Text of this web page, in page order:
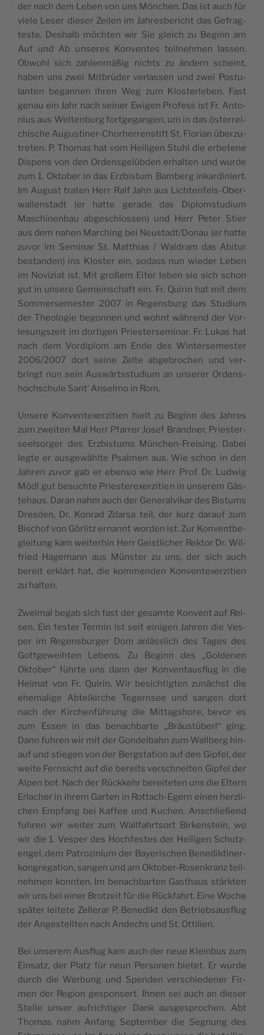
der nach dem Leben von uns Mön­chen. Das ist auch für
vie­le Leser die­ser Zei­len im Jah­res­be­richt das Gefrag­
tes­te. Des­halb möch­ten wir Sie gleich zu Beginn am
Auf und Ab unse­res Kon­ven­tes teil­neh­men las­sen.
Obwohl sich zah­len­mä­ßig nichts zu ändern scheint,
haben uns zwei Mit­brü­der ver­las­sen und zwei Pos­tu­
lan­ten began­nen ihren Weg zum Klos­ter­le­ben. Fast
genau ein Jahr nach sei­ner Ewi­gen Pro­fess ist Fr. Anto­
ni­us aus Wel­ten­burg fort­ge­gan­gen, um in das öster­rei­
chi­sche Augus­ti­ner-Chor­her­ren­stift St. Flo­ri­an über­zu­
tre­ten. P. Tho­mas hat vom Hei­li­gen Stuhl die erbe­te­ne
Dis­pens von den Ordens­ge­lüb­den erhal­ten und wur­de
zum 1. Okto­ber in das Erz­bis­tum Bam­berg inkar­di­niert.
Im August tra­ten Herr Ralf Jahn aus Lich­ten­fels-Ober­
wal­len­stadt (er hat­te gera­de das Diplom­stu­di­um
Maschi­nen­bau abge­schlos­sen) und Herr Peter Stier
aus dem nahen Mar­ching bei Neustadt/Donau (er hat­te
zuvor im Semi­nar St. Mat­thi­as / Wald­ram das Abitur
bestan­den) ins Klos­ter ein, sodass nun wie­der Leben
im Novi­zi­at ist. Mit gro­ßem Eifer leben sie sich schon
gut in unse­re Gemein­schaft ein. Fr. Qui­rin hat mit dem
Som­mer­se­mes­ter 2007 in Regens­burg das Stu­di­um
der Theo­lo­gie begon­nen und wohnt wäh­rend der Vor­
le­sungs­zeit im dor­ti­gen Pries­ter­se­mi­nar. Fr. Lukas hat
nach dem Vor­di­plom am Ende des Win­ter­se­mes­ter
2006/2007 dort sei­ne Zel­te abge­bro­chen und ver­
bringt nun sein Aus­wärts­stu­di­um an unse­rer Ordens­
hoch­schu­le Sant‘ Ansel­mo in Rom.
Unse­re Kon­vent­ex­er­zi­ti­en hielt zu Beginn des Jah­res
zum zwei­ten Mal Herr Pfar­rer Josef Brand­ner, Pries­ter­
seel­sor­ger des Erz­bis­tums Mün­chen-Frei­sing. Dabei
leg­te er aus­ge­wähl­te Psal­men aus. Wie schon in den
Jah­ren zuvor gab er eben­so wie Herr Prof. Dr. Lud­wig
Mödl gut besuch­te Pries­ter­ex­er­zi­ti­en in unse­rem Gäs­
te­haus. Dar­an nahm auch der Gene­ral­vi­kar des Bis­tums
Dres­den, Dr. Kon­rad Zdar­sa teil, der kurz dar­auf zum
Bischof von Gör­litz ernannt wor­den ist. Zur Kon­vent­be­
glei­tung kam wei­ter­hin Herr Geist­li­cher Rek­tor Dr. Wil­
fried Hage­mann aus Müns­ter zu uns, der sich auch
bereit erklärt hat, die kom­men­den Kon­vent­ex­er­zi­ti­en
zu halten.
Zwei­mal begab sich fast der gesam­te Kon­vent auf Rei­
sen. Ein fes­ter Ter­min ist seit eini­gen Jah­ren die Ves­
per im Regens­bur­ger Dom anläss­lich des Tages des
Gott­ge­weih­ten Lebens. Zu Beginn des „Gol­de­nen
Okto­ber“ führ­te uns dann der Kon­vent­aus­flug in die
Hei­mat von Fr. Qui­rin. Wir besich­tig­ten zunächst die
ehe­ma­li­ge Abtei­kir­che Tegern­see und san­gen dort
nach der Kir­chen­füh­rung die Mit­tagshore, bevor es
zum Essen in das benach­bar­te „Bräu­st­überl“ ging.
Dann fuh­ren wir mit der Gon­del­bahn zum Wall­berg hin­
auf und stie­gen von der Berg­sta­ti­on auf den Gip­fel, der
wei­te Fern­sicht auf die bereits ver­schnei­ten Gip­fel der
Alpen bot. Nach der Rück­kehr berei­te­ten uns die Eltern
Erla­cher in ihrem Gar­ten in Rot­tach-Egern einen herz­li­
chen Emp­fang bei Kaf­fee und Kuchen. Anschlie­ßend
fuh­ren wir wei­ter zum Wall­fahrts­ort Bir­ken­stein, wo
wir die 1. Ves­per des Hoch­fes­tes der Hei­li­gen Schutz­
en­gel, dem Patro­zi­ni­um der Baye­ri­schen Bene­dik­ti­ner­
kon­gre­ga­ti­on, san­gen und am Okto­ber-Rosen­kranz teil­
neh­men konn­ten. Im benach­bar­ten Gast­haus stärk­ten
wir uns bei einer Brot­zeit für die Rück­fahrt. Eine Woche
spä­ter lei­te­te Zel­ler­ar P. Bene­dikt den Betriebs­aus­flug
der Ange­stell­ten nach Andechs und St. Ottilien.
Bei unse­rem Aus­flug kam auch der neue Klein­bus zum
Ein­satz, der Platz für neun Per­so­nen bie­tet. Er wur­de
durch die Wer­bung und Spen­den ver­schie­de­ner Fir­
men der Regi­on gespon­sert. Ihnen sei auch an die­ser
Stel­le unser auf­rich­ti­ger Dank aus­ge­spro­chen. Abt
Tho­mas nahm Anfang Sep­tem­ber die Seg­nung des